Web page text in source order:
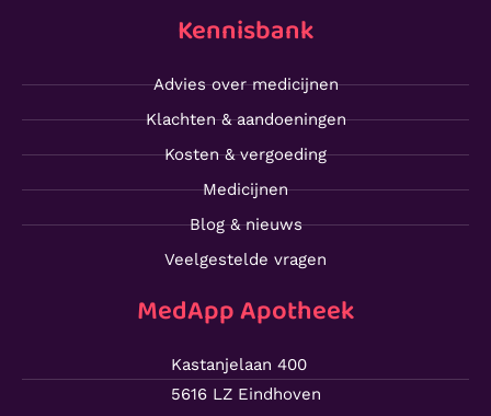
Kennisbank
Advies over medicijnen
Klachten & aandoeningen
Kosten & vergoeding
Medicijnen
Blog & nieuws
Veelgestelde vragen
MedApp Apotheek
Kastanjelaan 400
5616 LZ Eindhoven